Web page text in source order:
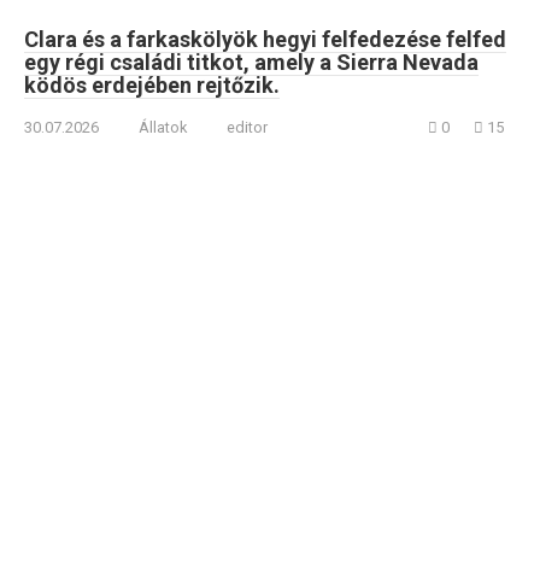
Clara és a farkaskölyök hegyi felfedezése felfed
egy régi családi titkot, amely a Sierra Nevada
ködös erdejében rejtőzik.
30.07.2026 Állatok editor 0 15